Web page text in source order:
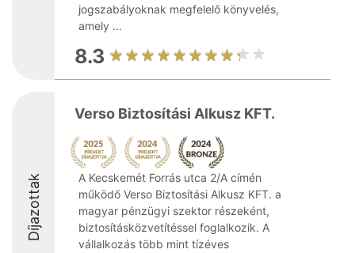
jogszabályoknak megfelelő könyvelés,
amely ...
8.3
Díjazottak
Verso Biztosítási Alkusz KFT.
A Kecskemét Forrás utca 2/A címén
működő Verso Biztosítási Alkusz KFT. a
magyar pénzügyi szektor részeként,
biztosításközvetítéssel foglalkozik. A
vállalkozás több mint tízéves